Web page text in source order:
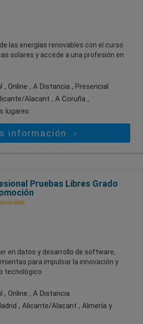
las energías renovables con el curso
solares y accede a una profesión en
, Online , A Distancia , Presencial
Alacant , A Coruña ,
lugares
información
Pruebas Libres Grado
en datos y desarrollo de software,
para impulsar la innovación y
tecnológico.
, Online , A Distancia
, Alicante/Alacant , Almería y